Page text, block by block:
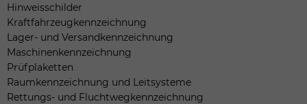
Hinweisschilder
Kraftfahrzeugkennzeichnung
Lager- und Versandkennzeichnung
Maschinenkennzeichnung
Prüfplaketten
Raumkennzeichnung und Leitsysteme
Rettungs- und Fluchtwegkennzeichnung